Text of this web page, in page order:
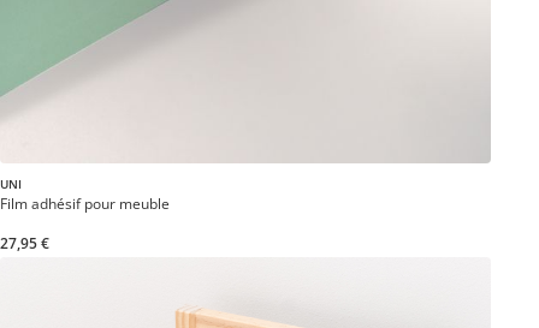
UNI
Film adhésif pour meuble
27,95 €